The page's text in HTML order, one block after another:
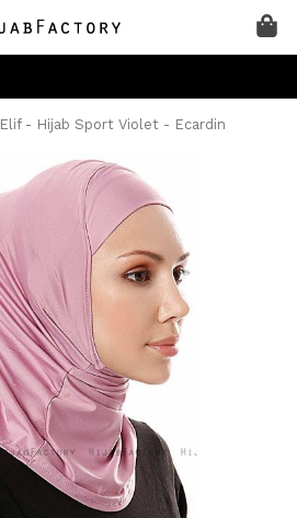
Elif - Hijab Sport Violet - Ecardin